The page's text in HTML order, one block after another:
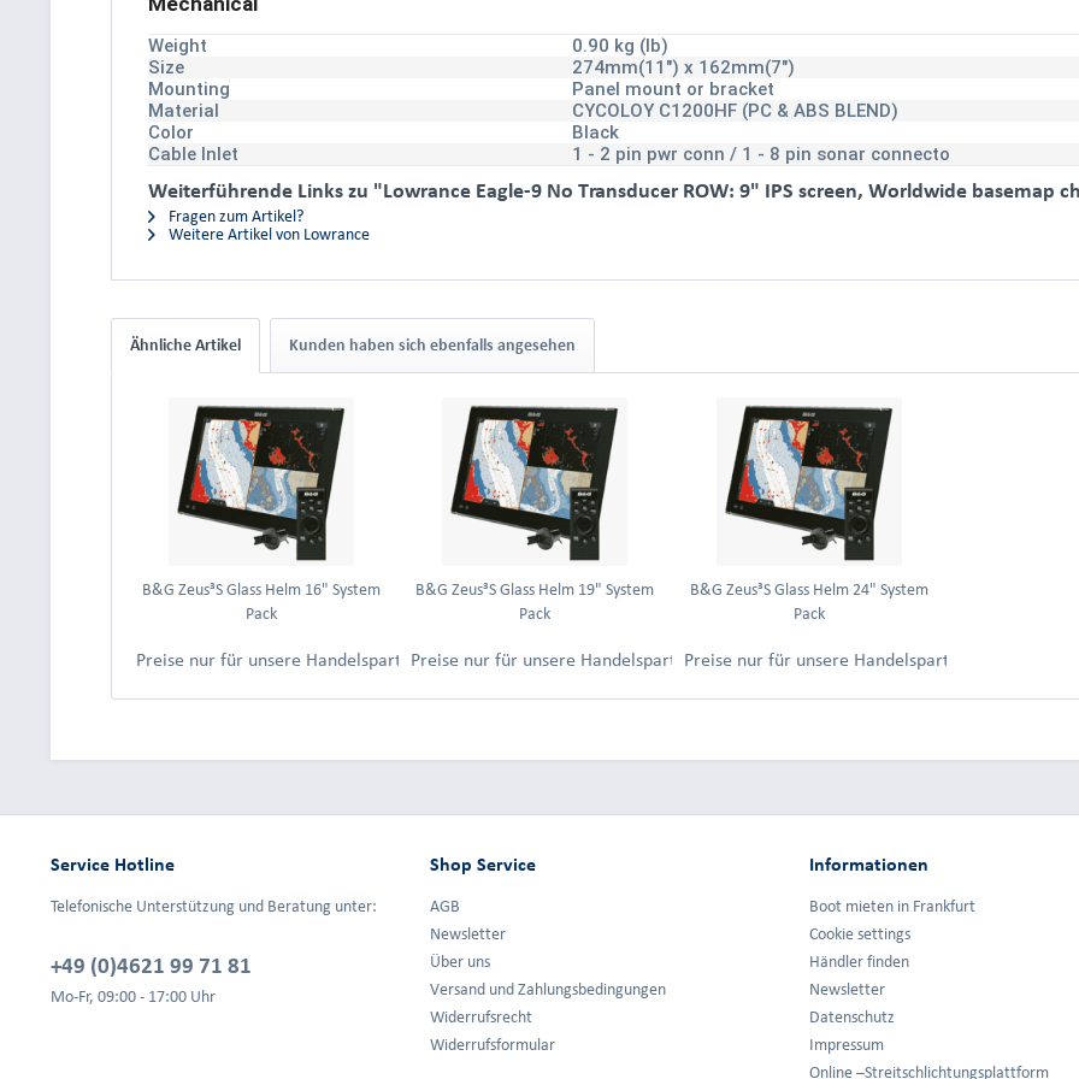
Weight
0.90 kg (lb)
Size
274mm(11") x 162mm(7")
Mounting
Panel mount or bracket
Material
CYCOLOY C1200HF (PC & ABS BLEND)
Color
Black
Cable Inlet
1 - 2 pin pwr conn / 1 - 8 pin sonar connecto
Weiterführende Links zu "Lowrance Eagle-9 No Transducer ROW: 9" IPS screen, Worldwide basemap
Fragen zum Artikel?
Weitere Artikel von Lowrance
Ähnliche Artikel Kunden haben sich ebenfalls angesehen
B&G Zeus³S Glass Helm 16" System
Pack
Preise nur für unsere Handelspartner nach Anmeldung.
B&G Zeus³S Glass Helm 19" System
Pack
Preise nur für unsere Handelspartner nach Anmeldung.
B&G Zeus³S Glass Helm 24" System
Pack
Preise nur für unsere Handelspartner nach
Service Hotline
Telefonische Unterstützung und Beratung unter:
+49 (0)4621 99 71 81
Mo-Fr, 09:00 - 17:00 Uhr
Shop Service
AGB
Newsletter
Über uns
Versand und Zahlungsbedingungen
Widerrufsrecht
Widerrufsformular
Informationen
Boot mieten in Frankfurt
Cookie settings
Händler finden
Newsletter
Datenschutz
Impressum
Online –Streitschlichtungsplattform